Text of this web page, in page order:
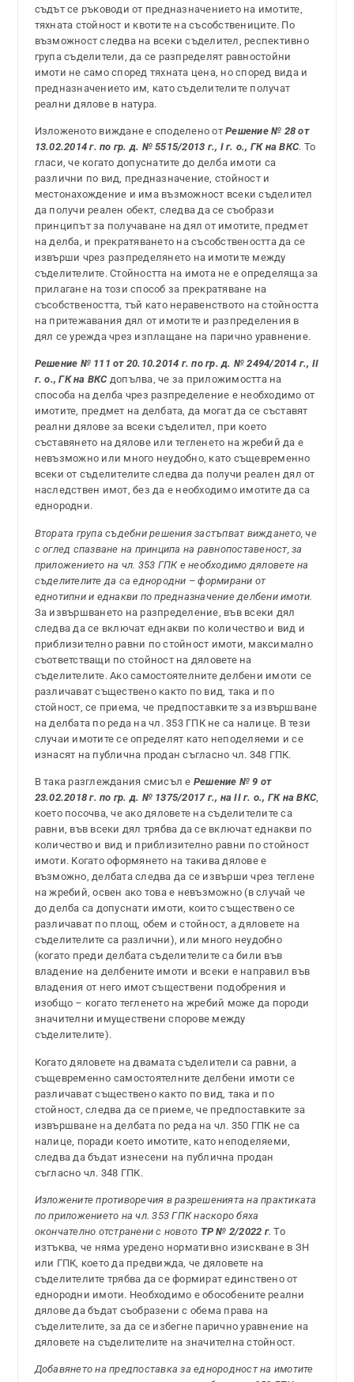
съдът се ръководи от предназначението на имотите,
тяхната стойност и квотите на съсобствениците. По
възможност следва на всеки съделител, респективно
група съделители, да се разпределят равностойни
имоти не само според тяхната цена, но според вида и
предназначението им, като съделителите получат
реални дялове в натура.
Изложеното виждане е споделено отРешение № 28 от
13.02.2014 г. по гр. д. № 5515/2013 г., I г. о., ГК на ВКС. То
гласи, че когато допуснатите до делба имоти са
различни по вид, предназначение, стойност и
местонахождение и има възможност всеки съделител
да получи реален обект, следва да се съобрази
принципът за получаване на дял от имотите, предмет
на делба, и прекратяването на съсобствеността да се
извърши чрез разпределянето на имотите между
съделителите. Стойността на имота не е определяща за
прилагане на този способ за прекратяване на
съсобствеността, тъй като неравенството на стойността
на притежавания дял от имотите и разпределения в
дял се урежда чрез изплащане на парично уравнение.
Решение № 111 от 20.10.2014 г. по гр. д. № 2494/2014 г., II
г. о., ГК на ВКСдопълва, че за приложимостта на
способа на делба чрез разпределение е необходимо от
имотите, предмет на делбата, да могат да се съставят
реални дялове за всеки съделител, при което
съставянето на дялове или тегленето на жребий да е
невъзможно или много неудобно, като същевременно
всеки от съделителите следва да получи реален дял от
наследствен имот, без да е необходимо имотите да са
еднородни.
Втората група съдебни решения застъпват виждането, че
с оглед спазване на принципа на равнопоставеност, за
приложението на чл. 353 ГПК е необходимо дяловете на
съделителите да са еднородни – формирани от
еднотипни и еднакви по предназначение делбени имоти.
За извършването на разпределение, във всеки дял
следва да се включат еднакви по количество и вид и
приблизително равни по стойност имоти, максимално
съответстващи по стойност на дяловете на
съделителите. Ако самостоятелните делбени имоти се
различават съществено както по вид, така и по
стойност, се приема, че предпоставките за извършване
на делбата по реда на чл. 353 ГПК не са налице. В тези
случаи имотите се определят като неподеляеми и се
изнасят на публична продан съгласно чл. 348 ГПК.
В така разглеждания смисъл е Решение № 9 от
23.02.2018 г. по гр. д. № 1375/2017 г., на II г. о., ГК на ВКС,
което посочва, че ако дяловете на съделителите са
равни, във всеки дял трябва да се включат еднакви по
количество и вид и приблизително равни по стойност
имоти. Когато оформянето на такива дялове е
възможно, делбата следва да се извърши чрез теглене
на жребий, освен ако това е невъзможно (в случай че
до делба са допуснати имоти, които съществено се
различават по площ, обем и стойност, а дяловете на
съделителите са различни), или много неудобно
(когато преди делбата съделителите са били във
владение на делбените имоти и всеки е направил във
владeния от него имот съществени подобрения и
изобщо – когато тегленето на жребий може да породи
значителни имуществени спорове между
съделителите).
Когато дяловете на двамата съделители са равни, а
същевременно самостоятелните делбени имоти се
различават съществено както по вид, така и по
стойност, следва да се приеме, че предпоставките за
извършване на делбата по реда на чл. 350 ГПК не са
налице, поради което имотите, като неподеляеми,
следва да бъдат изнесени на публична продан
съгласно чл. 348 ГПК.
Изложените противоречия в разрешенията на практиката
по приложението на чл. 353 ГПК наскоро бяха
окончателно отстранени с новото ТР № 2/2022 г. То
изтъква, че няма уредено нормативно изискване в ЗН
или ГПК, което да предвижда, че дяловете на
съделителите трябва да се формират единствено от
еднородни имоти. Необходимо е обособените реални
дялове да бъдат съобразени с обема права на
съделителите, за да се избегне парично уравнение на
дяловете на съделителите на значителна стойност.
Добавянето на предпоставка за еднородност на имотите